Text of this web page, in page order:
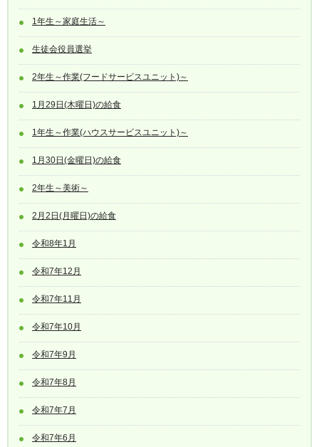
1年生～家庭生活～
生徒会役員選挙
2年生～作業(フードサービスユニット)～
1月29日(木曜日)の給食
1年生～作業(ハウスサービスユニット)～
1月30日(金曜日)の給食
2年生～美術～
2月2日(月曜日)の給食
令和8年1月
令和7年12月
令和7年11月
令和7年10月
令和7年9月
令和7年8月
令和7年7月
令和7年6月